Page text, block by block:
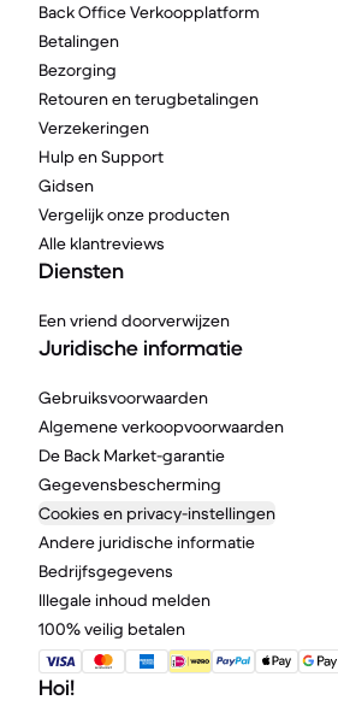
Back Office Verkoopplatform
Betalingen
Bezorging
Retouren en terugbetalingen
Verzekeringen
Hulp en Support
Gidsen
Vergelijk onze producten
Alle klantreviews
Diensten
Een vriend doorverwijzen
Juridische informatie
Gebruiksvoorwaarden
Algemene verkoopvoorwaarden
De Back Market-garantie
Gegevensbescherming
Cookies en privacy-instellingen
Andere juridische informatie
Bedrijfsgegevens
Illegale inhoud melden
100% veilig betalen
Hoi!